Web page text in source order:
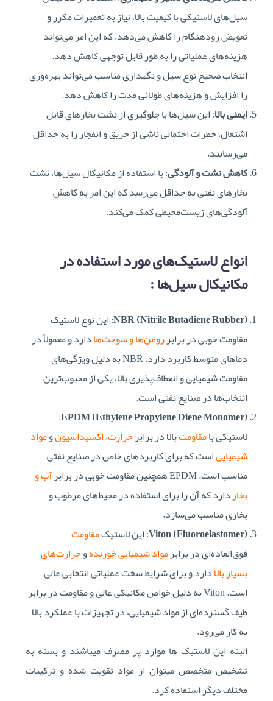
سیل‌های لاستیکی با کیفیت بالا، نیاز به تعمیرات مکرر و
تعویض زودهنگام را کاهش می‌دهد، که این امر می‌تواند
هزینه‌های عملیاتی را به طور قابل توجهی کاهش دهد.
انتخاب صحیح نوع سیل و نگهداری مناسب می‌تواند بهره‌وری
را افزایش و هزینه‌های طولانی مدت را کاهش دهد.
ایمنی بالا: این سیل‌ها با جلوگیری از نشت بخارهای قابل
اشتعال، خطرات احتمالی ناشی از حریق و انفجار را به حداقل
می‌رسانند.
کاهش نشت و آلودگی: با استفاده از مکانیکال سیل‌ها، نشت
بخارهای نفتی به حداقل می‌رسد که این امر به کاهش
آلودگی‌های زیست‌محیطی کمک می‌کند.
انواع لاستیک‌های مورد استفاده در
مکانیکال سیل‌ها :
NBR (Nitrile Butadiene Rubber): این نوع لاستیک
مقاومت خوبی در برابرروغن‌ها و سوخت‌هادارد و معمولاً در
دماهای متوسط کاربرد دارد. NBR به دلیل ویژگی‌های
مقاومت شیمیایی و انعطاف‌پذیری بالا، یکی از محبوب‌ترین
انتخاب‌ها در صنایع نفتی است.
EPDM (Ethylene Propylene Diene Monomer)
:
لاستیکی بامقاومتبالا در برابرحرارت،اکسیداسیونومواد
شیمیاییاست که برای کاربردهای خاص در صنایع نفتی
مناسب است. EPDM همچنین مقاومت خوبی در برابر
آب و
بخاردارد که آن را برای استفاده در محیط‌های مرطوب و
بخاری مناسب می‌سازد.
Viton (Fluoroelastomer): این لاستیکمقاومت
فوق‌العاده‌ای در برابرمواد شیمیایی خورندهوحرارت‌های
بسیار بالادارد و برای شرایط سخت عملیاتی انتخابی عالی
است. Viton به دلیل خواص مکانیکی عالی و مقاومت در برابر
طیف گسترده‌ای از مواد شیمیایی، در تجهیزات با عملکرد بالا
به کار می‌رود.
البته این لاستیک ها موارد پر مصرف میباشند و بسته به
تشخیص متخصص میتوان از مواد تقویت شده و ترکیبات
مختلف دیگر استفاده کرد.